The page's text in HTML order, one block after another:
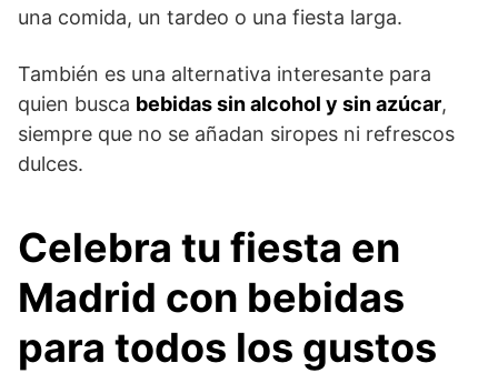
una comida, un tardeo o una fiesta larga.
También es una alternativa interesante para
quien busca bebidas sin alcohol y sin azúcar,
siempre que no se añadan siropes ni refrescos
dulces.
Celebra tu fiesta en
Madrid con bebidas
para todos los gustos